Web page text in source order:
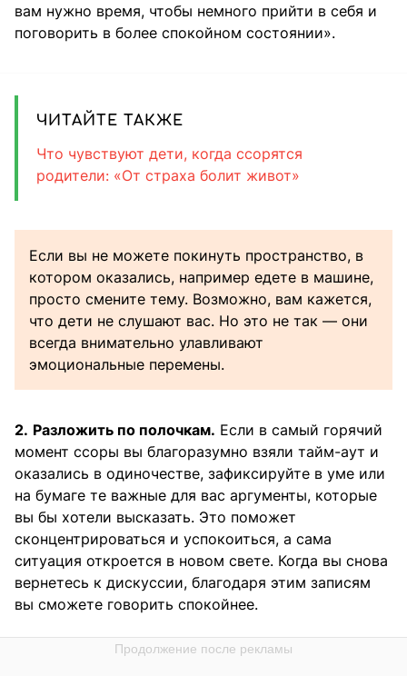
вам нужно время, чтобы немного прийти в себя и
поговорить в более спокойном состоянии».
ЧИТАЙТЕ ТАКЖЕ
Что чувствуют дети, когда ссорятся
родители: «От страха болит живот»
Если вы не можете покинуть пространство, в
котором оказались, например едете в машине,
просто смените тему. Возможно, вам кажется,
что дети не слушают вас. Но это не так — они
всегда внимательно улавливают
эмоциональные перемены.
2. Разложить по полочкам. Если в самый горячий
момент ссоры вы благоразумно взяли тайм-аут и
оказались в одиночестве, зафиксируйте в уме или
на бумаге те важные для вас аргументы, которые
вы бы хотели высказать. Это поможет
сконцентрироваться и успокоиться, а сама
ситуация откроется в новом свете. Когда вы снова
вернетесь к дискуссии, благодаря этим записям
вы сможете говорить спокойнее.